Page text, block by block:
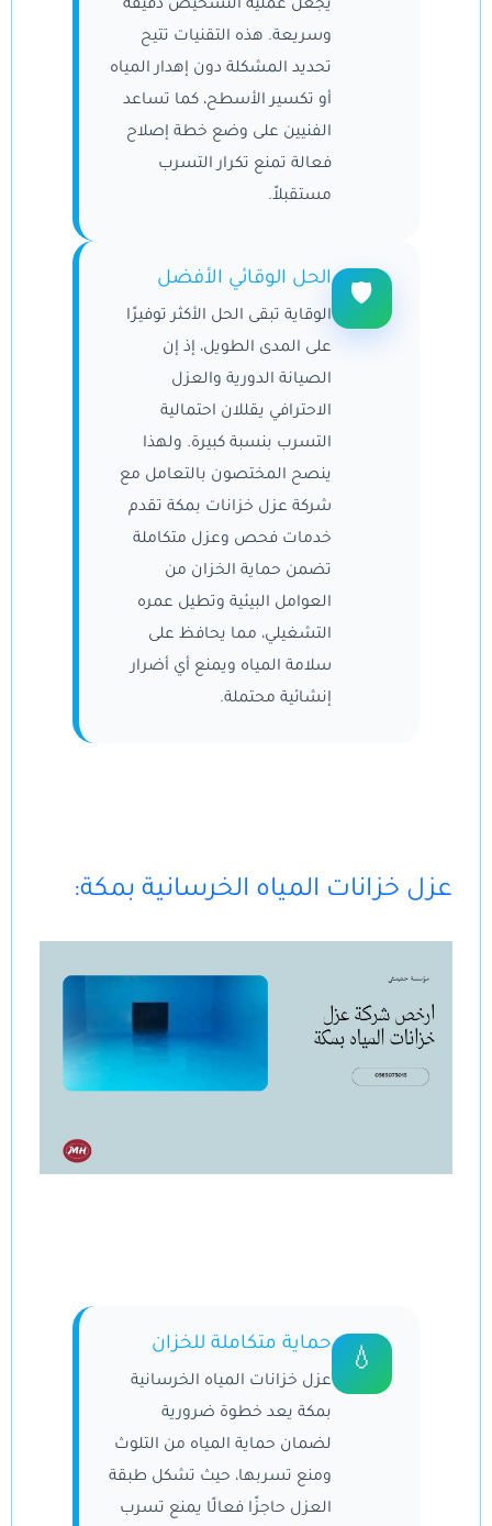
يجعل عملية التشخيص دقيقة
وسريعة. هذه التقنيات تتيح
تحديد المشكلة دون إهدار المياه
أو تكسير الأسطح، كما تساعد
الفنيين على وضع خطة إصلاح
فعالة تمنع تكرار التسرب
مستقبلاً.
🛡
الحل الوقائي الأفضل
الوقاية تبقى الحل الأكثر توفيرًا
على المدى الطويل، إذ إن
الصيانة الدورية والعزل
الاحترافي يقللان احتمالية
التسرب بنسبة كبيرة. ولهذا
ينصح المختصون بالتعامل مع
شركة عزل خزانات بمكة تقدم
خدمات فحص وعزل متكاملة
تضمن حماية الخزان من
العوامل البيئية وتطيل عمره
التشغيلي، مما يحافظ على
سلامة المياه ويمنع أي أضرار
إنشائية محتملة.
:عزل خزانات المياه الخرسانية بمكة
💧
حماية متكاملة للخزان
عزل خزانات المياه الخرسانية
بمكة يعد خطوة ضرورية
لضمان حماية المياه من التلوث
ومنع تسربها، حيث تشكل طبقة
العزل حاجزًا فعالًا يمنع تسرب